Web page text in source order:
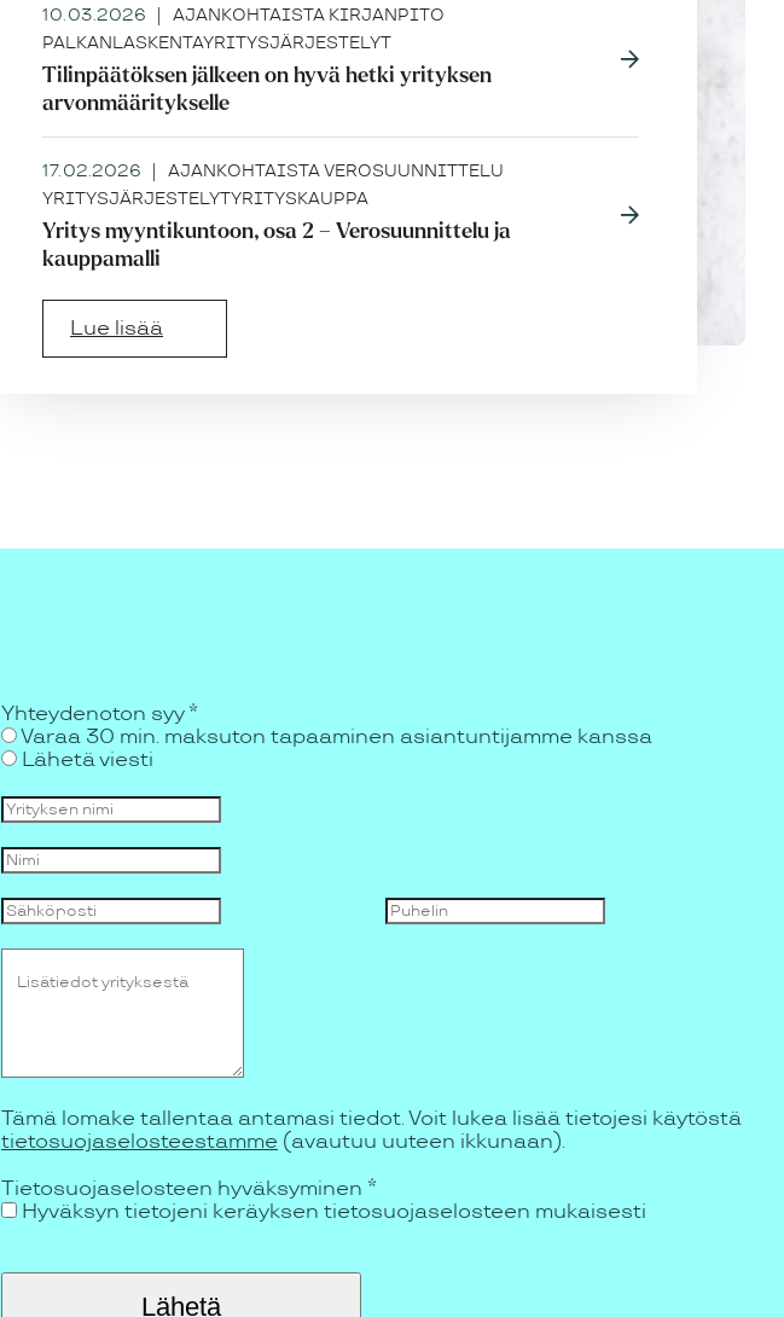
10.03.2026 AJANKOHTAISTA KIRJANPITO
PALKANLASKENTAYRITYSJÄRJESTELYT
Tilinpäätöksen jälkeen on hyvä hetki yrityksen
arvonmääritykselle
17.02.2026 AJANKOHTAISTA VEROSUUNNITTELU
YRITYSJÄRJESTELYTYRITYSKAUPPA
Yritys myyntikuntoon, osa 2 – Verosuunnittelu ja
kauppamalli
Lue lisää
Ota
yhteyttä
Yhteydenoton syy *
Varaa 30 min. maksuton tapaaminen asiantuntijamme kanssa
Lähetä viesti
Tämä lomake tallentaa antamasi tiedot. Voit lukea lisää tietojesi käytöstä
tietosuojaselosteestamme (avautuu uuteen ikkunaan).
Tietosuojaselosteen hyväksyminen *
Hyväksyn tietojeni keräyksen tietosuojaselosteen mukaisesti
Lähetä